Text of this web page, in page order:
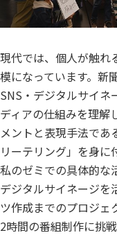
現代では、個人が触れ
模になっています。新
SNS・デジタルサイネ
ディアの仕組みを理解
メントと表現手法であ
リーテリング」を身に
私のゼミでの具体的な
デジタルサイネージを
ツ作成までのプロジェ
2時間の番組制作に挑